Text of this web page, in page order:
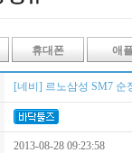
휴대폰 애
[네비] 르노삼성 SM7 순
2013-08-28 09:23:58